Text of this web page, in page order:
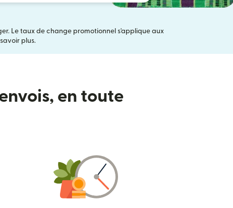
Le taux de change promotionnel s'applique aux
une nouvelle fenêtre)
plus.
en toute